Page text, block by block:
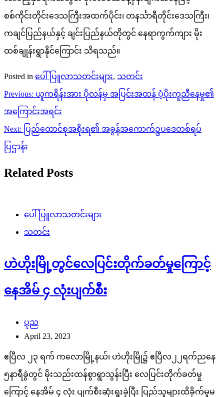
စစ်ကိုင်းတိုင်းဒေသကြီးအထက်ပိုင်း၊ တနင်္သာရီတိုင်းဒေသကြီး၊
ကချင်ပြည်နယ်နှင့် ချင်းပြည်နယ်တိုတွင် နေရာကွက်ကျား မိုး
ထစ်ချုန်းရွာနိုင်ကြောင်း သိရသည်။
Posted in ပေါ်ပြူလာသတင်းများ, သတင်း
Post
navigation
Previous: ယူကရိန်းအား ပိုလန်မှ အပြင်းအထန် ပံ့ပိုးကူညီနေမှု၏
အကြောင်းအရင်း
Next: ပြည်ထောင်စုအစိုးရ၏ အခွန်အကောက်ဥပဒေတစ်ရပ်
ပြဌာန်း
Related Posts
ပေါ်ပြူလာသတင်းများ
သတင်း
ဟဲဟိုးမြို့တွင်လေပြင်းတိုက်ခတ်မှုကြောင့်
နေအိမ် ၄ လုံးပျက်စီး
ပုည
April 23, 2023
ဧပြီလ ၂၃ ရက် ကလောမြို့နယ်၊ ဟဲဟိုးမြို၌ ဧပြီလ၂၂ရက်ည‌နေ
၅နာရီခွဲတွင် မိုးသည်းထန်စွာရွာသွန်းပြီး လေပြင်းတိုက်ခတ်မှု
ကြောင့် နေအိမ် ၄ လုံး ပျက်စီးဆုံးရှုးခဲ့ပြီး ပြည်သူများထိခိုက်မှုမ